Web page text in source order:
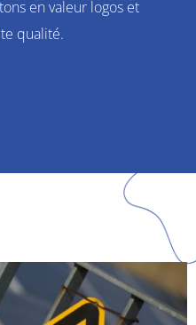
en valeur logos et
qualité.